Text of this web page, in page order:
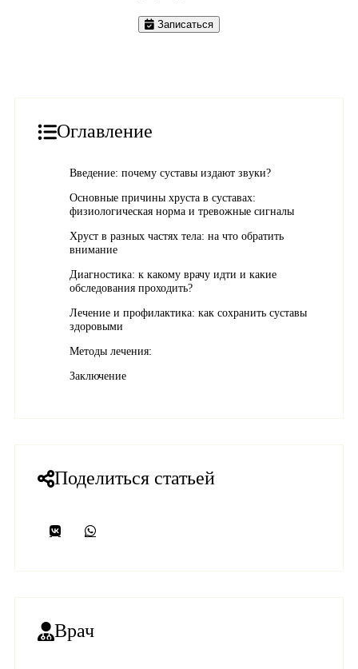
Записаться
Оглавление
Введение: почему суставы издают звуки?
Основные причины хруста в суставах:
физиологическая норма и тревожные сигналы
Хруст в разных частях тела: на что обратить
внимание
Диагностика: к какому врачу идти и какие
обследования проходить?
Лечение и профилактика: как сохранить суставы
здоровыми
Методы лечения:
Заключение
Поделиться статьей
Врач